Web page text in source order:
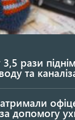
рази
та
допомогу